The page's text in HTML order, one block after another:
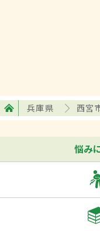
兵庫県 西宮
悩み